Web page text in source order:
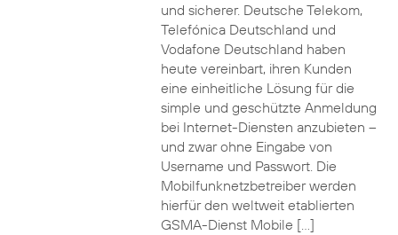
und sicherer. Deutsche Telekom,
Telefónica Deutschland und
Vodafone Deutschland haben
heute vereinbart, ihren Kunden
eine einheitliche Lösung für die
simple und geschützte Anmeldung
bei Internet-Diensten anzubieten –
und zwar ohne Eingabe von
Username und Passwort. Die
Mobilfunknetzbetreiber werden
hierfür den weltweit etablierten
GSMA-Dienst Mobile […]